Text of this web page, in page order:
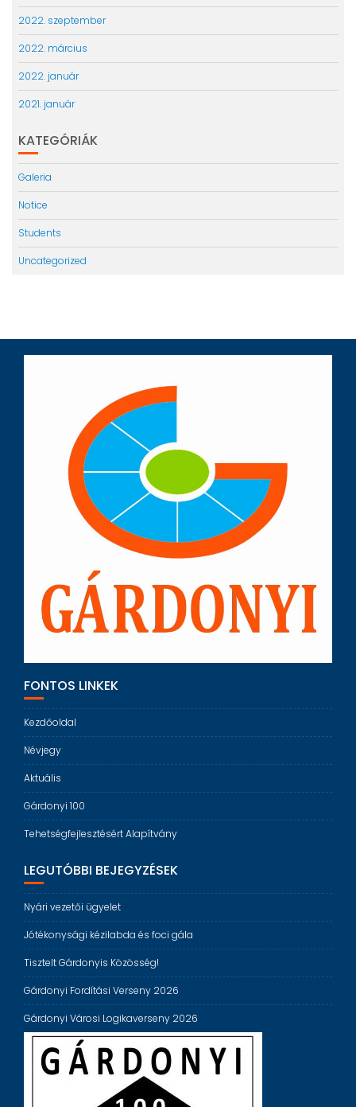
2022. szeptember
2022. március
2022. január
2021. január
KATEGÓRIÁK
Galeria
Notice
Students
Uncategorized
FONTOS LINKEK
Kezdőoldal
Névjegy
Aktuális
Gárdonyi 100
Tehetségfejlesztésért Alapítvány
LEGUTÓBBI BEJEGYZÉSEK
Nyári vezetői ügyelet
Jótékonysági kézilabda és foci gála
Tisztelt Gárdonyis Közösség!
Gárdonyi Fordítási Verseny 2026
Gárdonyi Városi Logikaverseny 2026